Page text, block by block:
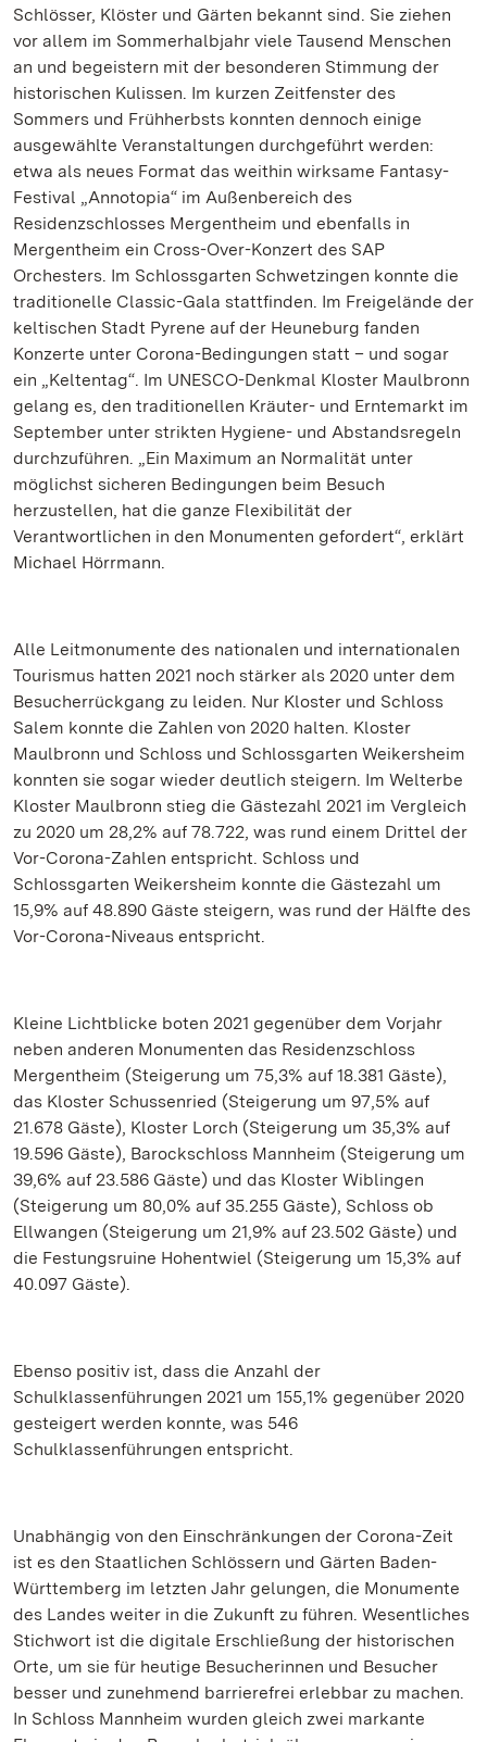
Schlösser, Klöster und Gärten bekannt sind. Sie ziehen
vor allem im Sommerhalbjahr viele Tausend Menschen
an und begeistern mit der besonderen Stimmung der
historischen Kulissen. Im kurzen Zeitfenster des
Sommers und Frühherbsts konnten dennoch einige
ausgewählte Veranstaltungen durchgeführt werden:
etwa als neues Format das weithin wirksame Fantasy-
Festival „Annotopia“ im Außenbereich des
Residenzschlosses Mergentheim und ebenfalls in
Mergentheim ein Cross-Over-Konzert des SAP
Orchesters. Im Schlossgarten Schwetzingen konnte die
traditionelle Classic-Gala stattfinden. Im Freigelände der
keltischen Stadt Pyrene auf der Heuneburg fanden
Konzerte unter Corona-Bedingungen statt – und sogar
ein „Keltentag“. Im UNESCO-Denkmal Kloster Maulbronn
gelang es, den traditionellen Kräuter- und Erntemarkt im
September unter strikten Hygiene- und Abstandsregeln
durchzuführen. „Ein Maximum an Normalität unter
möglichst sicheren Bedingungen beim Besuch
herzustellen, hat die ganze Flexibilität der
Verantwortlichen in den Monumenten gefordert“, erklärt
Michael Hörrmann.
Alle Leitmonumente des nationalen und internationalen
Tourismus hatten 2021 noch stärker als 2020 unter dem
Besucherrückgang zu leiden. Nur Kloster und Schloss
Salem konnte die Zahlen von 2020 halten. Kloster
Maulbronn und Schloss und Schlossgarten Weikersheim
konnten sie sogar wieder deutlich steigern. Im Welterbe
Kloster Maulbronn stieg die Gästezahl 2021 im Vergleich
zu 2020 um 28,2% auf 78.722, was rund einem Drittel der
Vor-Corona-Zahlen entspricht. Schloss und
Schlossgarten Weikersheim konnte die Gästezahl um
15,9% auf 48.890 Gäste steigern, was rund der Hälfte des
Vor-Corona-Niveaus entspricht.
Kleine Lichtblicke boten 2021 gegenüber dem Vorjahr
neben anderen Monumenten das Residenzschloss
Mergentheim (Steigerung um 75,3% auf 18.381 Gäste),
das Kloster Schussenried (Steigerung um 97,5% auf
21.678 Gäste), Kloster Lorch (Steigerung um 35,3% auf
19.596 Gäste), Barockschloss Mannheim (Steigerung um
39,6% auf 23.586 Gäste) und das Kloster Wiblingen
(Steigerung um 80,0% auf 35.255 Gäste), Schloss ob
Ellwangen (Steigerung um 21,9% auf 23.502 Gäste) und
die Festungsruine Hohentwiel (Steigerung um 15,3% auf
40.097 Gäste).
Ebenso positiv ist, dass die Anzahl der
Schulklassenführungen 2021 um 155,1% gegenüber 2020
gesteigert werden konnte, was 546
Schulklassenführungen entspricht.
Unabhängig von den Einschränkungen der Corona-Zeit
ist es den Staatlichen Schlössern und Gärten Baden-
Württemberg im letzten Jahr gelungen, die Monumente
des Landes weiter in die Zukunft zu führen. Wesentliches
Stichwort ist die digitale Erschließung der historischen
Orte, um sie für heutige Besucherinnen und Besucher
besser und zunehmend barrierefrei erlebbar zu machen.
In Schloss Mannheim wurden gleich zwei markante